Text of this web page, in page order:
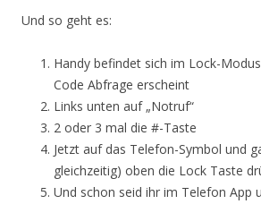
Und so geht es:
Handy befindet sich im Lock-
Code Abfrage erscheint
Links unten auf „Notruf“
2 oder 3 mal die #-Taste
Jetzt auf das Telefon-Symbol und
gleichzeitig) oben die Lock Taste
Und schon seid ihr im Telefon App